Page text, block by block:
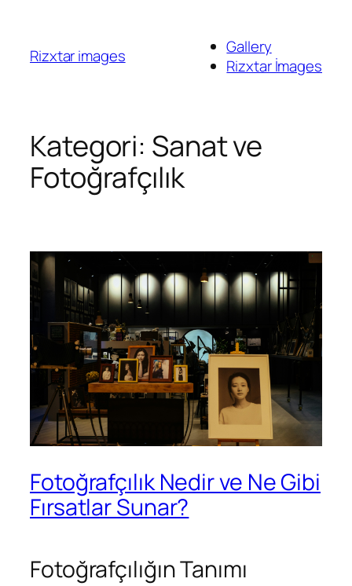
Rizxtar images
Gallery
Rizxtar İmages
Kategori: Sanat ve
Fotoğrafçılık
Fotoğrafçılık Nedir ve Ne Gibi
Fırsatlar Sunar?
Fotoğrafçılığın Tanımı